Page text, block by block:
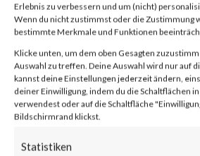
Erlebnis zu verbessern und um (nicht)
Wenn du nicht zustimmst oder die Zustimmung
bestimmte Merkmale und Funktionen
Klicke unten, um dem oben Gesagten
Auswahl zu treffen. Deine Auswahl wird nur auf
kannst deine Einstellungen jederzeit ändern,
deiner Einwilligung, indem du die Schaltflächen
verwendest oder auf die Schaltfläche
Bildschirmrand klickst.
Statistiken
What is VMware Aria
Operations for
VMware Aria
Networks, formerly
vRealize Network